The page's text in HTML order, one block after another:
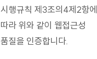
시행규칙 제3조의4제2항에
따라 위와 같이 웹접근성
품질을 인증합니다.